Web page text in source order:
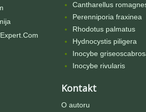
Cantharellus
Perenniporia fraxinea
Rhodotus palmatus
Hydnocystis piligera
Inocybe
Inocybe rivularis
Kontakt
O autoru